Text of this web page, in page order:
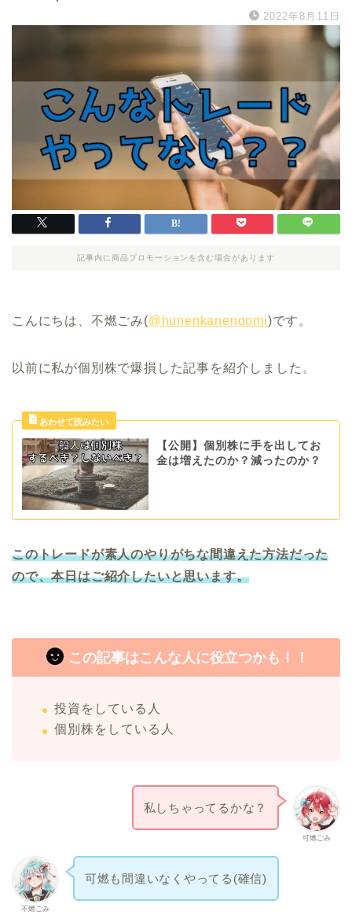
2022年8月11日
記事内に商品プロモーションを含む場合があります
こんにちは、不燃ごみ(@hunenkanengomi)です。
以前に私が個別株で爆損した記事を紹介しました。
【公開】個別株に手を出してお
金は増えたのか？減ったのか？
このトレードが素人のやりがちな間違えた方法だった
ので、本日はご紹介したいと思います。
この記事はこんな人に役立つかも！！
投資をしている人
個別株をしている人
可燃ごみ
私しちゃってるかな？
不燃ごみ
可燃も間違いなくやってる(確信)